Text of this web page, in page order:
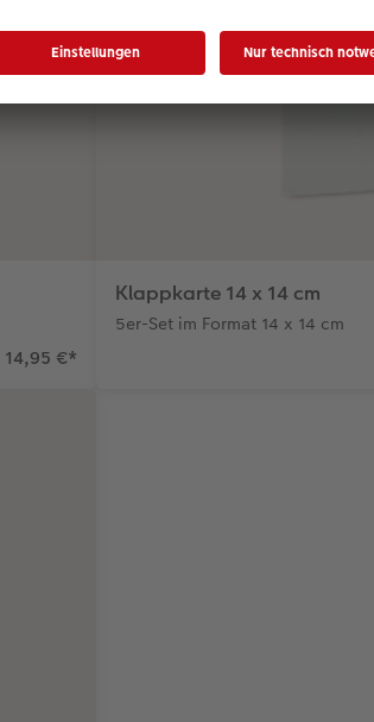
14,95 €*
Klappkarte 14 x 14 cm
5er-Set im Format 14 x 14 cm